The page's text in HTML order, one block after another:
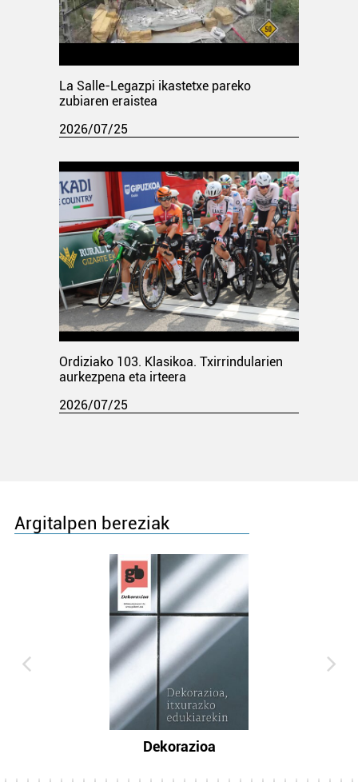
La Salle-Legazpi ikastetxe pareko
zubiaren eraistea
2026/07/25
Ordiziako 103. Klasikoa. Txirrindularien
aurkezpena eta irteera
2026/07/25
Argitalpen bereziak
Dekorazioa